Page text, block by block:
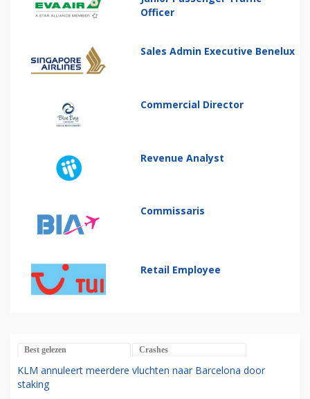
Officer
Sales Admin Executive Benelux
Commercial Director
Revenue Analyst
Commissaris
Retail Employee
Best gelezen Crashes
KLM annuleert meerdere vluchten naar Barcelona door
staking